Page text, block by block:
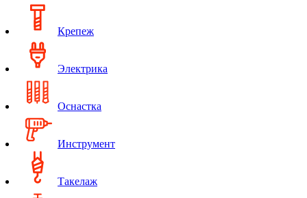
Крепеж
Электрика
Оснастка
Инструмент
Такелаж